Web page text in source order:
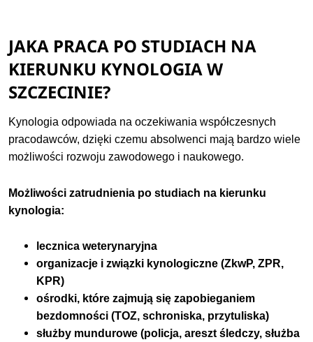
JAKA PRACA PO STUDIACH NA
KIERUNKU KYNOLOGIA W
SZCZECINIE?
Kynologia odpowiada na oczekiwania współczesnych
pracodawców, dzięki czemu absolwenci mają bardzo wiele
możliwości rozwoju zawodowego i naukowego.
Możliwości zatrudnienia po studiach na kierunku
kynologia:
lecznica weterynaryjna
organizacje i związki kynologiczne (ZkwP, ZPR,
KPR)
ośrodki, które zajmują się zapobieganiem
bezdomności (TOZ, schroniska, przytuliska)
służby mundurowe (policja, areszt śledczy, służba